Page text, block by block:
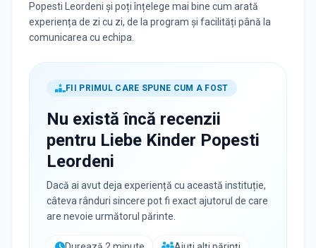
Popesti Leordeni și poți înțelege mai bine cum arată
experiența de zi cu zi, de la program și facilități până la
comunicarea cu echipa.
FII PRIMUL CARE SPUNE CUM A FOST
Nu există încă recenzii
pentru Liebe Kinder Popesti
Leordeni
Dacă ai avut deja experiență cu această instituție,
câteva rânduri sincere pot fi exact ajutorul de care
are nevoie următorul părinte.